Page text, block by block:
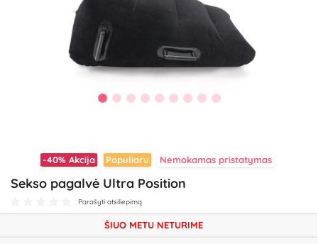
-40% Akcija Populiaru Nemokamas pristatymas
Sekso pagalvė Ultra Position
Parašyti atsiliepimą
ŠIUO METU NETURIME